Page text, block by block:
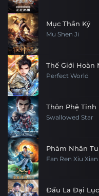
Mục Thần Ký
Mu Shen Ji
Thế Giới Hoàn
Perfect World
Thôn Phệ Tinh
Swallowed Star
Phàm Nhân
Fan Ren Xiu
Đấu La Đại